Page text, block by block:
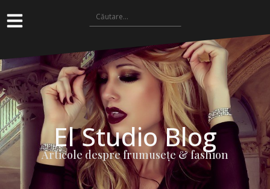
El Studio Blog
Articole despre frumuseţe & fashion